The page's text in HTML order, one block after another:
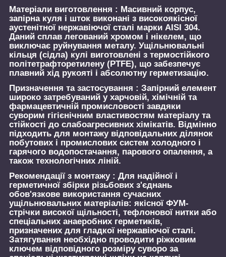
Матеріали виготовлення : Масивний корпус,
запірна куля і шток виконані з високоякісної
аустенітної нержавіючої сталі марки AISI 304.
Даний сплав легований хромом і нікелем, що
виключає руйнування металу. Ущільнювальні
кільця (сідла) кулі виготовлені з термостійкого
політетрафторетилену (PTFE), що забезпечує
плавний хід рукояті і абсолютну герметизацію.
Призначення та застосування : Запірний елемент
широко затребуваний у харчовій, хімічній та
фармацевтичній промисловості завдяки
суворим гігієнічним властивостям матеріалу та
стійкості до слабоагресивних хімікатів. Відмінно
підходить для монтажу відповідальних ділянок
побутових і промислових систем холодного і
гарячого водопостачання, парового опалення, а
також технологічних ліній.
Рекомендації з монтажу : Для надійної і
герметичної збірки різьбових з'єднань
обов'язкове використання сучасних
ущільнювальних матеріалів: якісної ФУМ-
стрічки високої щільності, тефлонової нитки або
спеціальних анаеробних герметиків,
призначених для гладкої нержавіючої сталі.
Затягування необхідно проводити ріжковим
ключем відповідного розміру суворо за